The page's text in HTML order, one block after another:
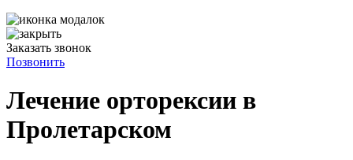
Заказать звонок
Позвонить
Лечение орторексии в
Пролетарском